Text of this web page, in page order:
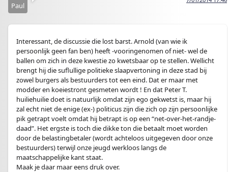
Paul
Interessant, de discussie die lost barst. Arnold (van wie ik
persoonlijk geen fan ben) heeft -vooringenomen of niet- wel de
ballen om zich in deze kwestie zo kwetsbaar op te stellen. Wellicht
brengt hij die suflullige politieke slaapvertoning in deze stad bij
zowel burgers als bestuurders tot een eind. Dat er maar met
modder en koeiestront gesmeten wordt ! En dat Peter T.
huiliehuilie doet is natuurlijk omdat zijn ego gekwetst is, maar hij
zal echt niet de enige (ex-) politicus zijn die zich op zijn persoonlijke
pik getrapt voelt omdat hij betrapt is op een “net-over-het-randje-
daad”. Het ergste is toch die dikke ton die betaalt moet worden
door de belastingbetaler (wordt achteloos uitgegeven door onze
bestuurders) terwijl onze jeugd werkloos langs de
maatschappelijke kant staat.
Maak je daar maar eens druk over.